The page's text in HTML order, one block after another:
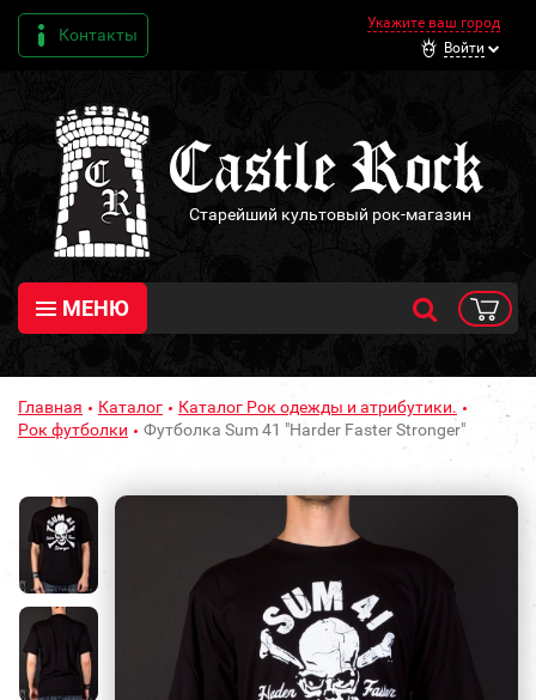
Контакты
Укажите ваш город
Войти
Старейший культовый рок-магазин
МЕНЮ
Главная Каталог
Каталог Рок одежды и атрибутики.
Рок футболки
Футболка Sum 41 "Harder Faster Stronger"